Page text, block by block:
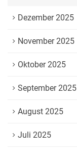
Dezember 2025
November 2025
Oktober 2025
September 2025
August 2025
Juli 2025